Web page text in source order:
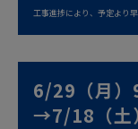
工事進捗により、予定より
6/29（月）
→7/18（土